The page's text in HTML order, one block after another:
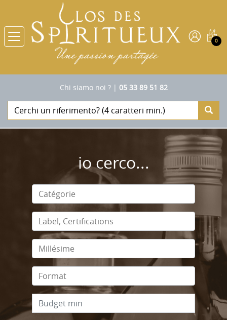
0
Chi siamo noi ?| 05 33 89 51 82
io cerco...